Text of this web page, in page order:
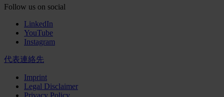
Follow us on social
LinkedIn
YouTube
Instagram
代表連絡先
Imprint
Legal Disclaimer
Privacy Policy